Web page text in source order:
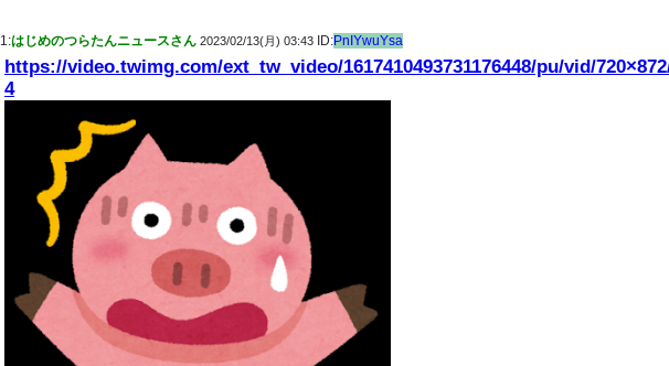
1:はじめのつらたんニュースさん 2023/02/13(月) 03:43 ID:PnIYwuYsa
https://video.twimg.com/ext_tw_video/1617410493731176448/pu/vid/
4